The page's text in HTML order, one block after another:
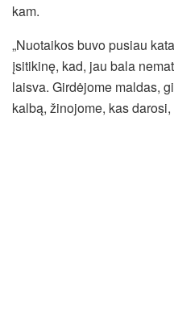
kam.
„Nuotaikos buvo pusiau
įsitikinę, kad, jau bala
laisva. Girdėjome maldas,
kalbą, žinojome, kas